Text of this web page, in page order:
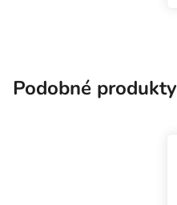
Podobné produkty